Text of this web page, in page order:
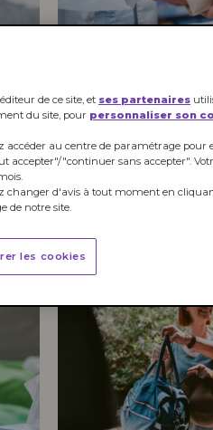
Pour
à la santé
compliqué
éditeur de ce site, et ses partenaires
du site, pour personnaliser son
accéder au centre de paramétrage pour
accepter"/"continuer sans accepter".
changer d'avis à tout moment en
de notre site.
les cookies